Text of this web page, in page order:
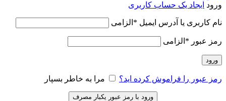
ورود ایجاد یک حساب کاربری
نام کاربری یا آدرس ایمیل * الزامی
رمز عبور * الزامی
ورود
رمز عبور را فراموش کرده اید؟ مرا به خاطر بسپار
ورود با رمز عبور یکبار مصرف